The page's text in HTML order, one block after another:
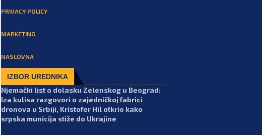
PRIVACY POLICY
MARKETING
NASLOVNA
IZBOR UREDNIKA
Njemački list o dolasku Zelenskog u Beograd:
Iza kulisa razgovori o zajedničkoj fabrici
dronova u Srbiji, Kristofer Hil otkrio kako
srpska municija stiže do Ukrajine